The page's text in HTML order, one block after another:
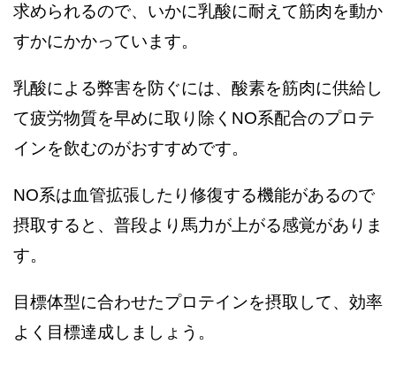
求められるので、いかに乳酸に耐えて筋肉を動か
すかにかかっています。
乳酸による弊害を防ぐには、酸素を筋肉に供給し
て疲労物質を早めに取り除くNO系配合のプロテ
インを飲むのがおすすめです。
NO系は血管拡張したり修復する機能があるので
摂取すると、普段より馬力が上がる感覚がありま
す。
目標体型に合わせたプロテインを摂取して、効率
よく目標達成しましょう。